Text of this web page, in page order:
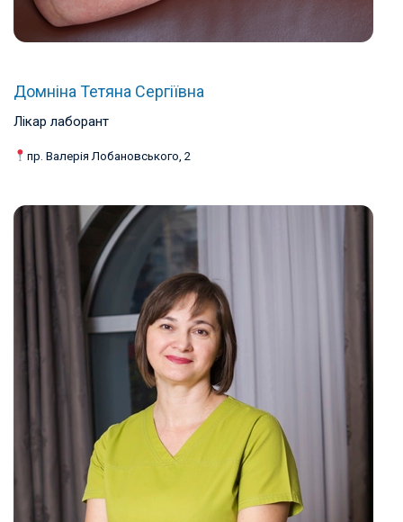
Домніна Тетяна Сергіївна
Лікар лаборант
пр. Валерія Лобановського, 2